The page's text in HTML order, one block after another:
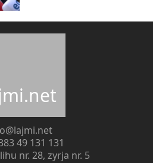
49 131 131
nr. 28, zyrja nr. 5